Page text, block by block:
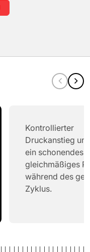
Kontrollierter
Druckanstieg
ein schonendes
gleichmäßiges
während des
Zyklus.